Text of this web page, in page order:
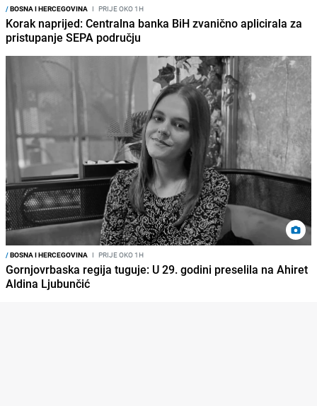
/BOSNA I HERCEGOVINA I PRIJE OKO 1H
Korak naprijed: Centralna banka BiH zvanično aplicirala za
pristupanje SEPA području
/BOSNA I HERCEGOVINA I PRIJE OKO 1H
Gornjovrbaska regija tuguje: U 29. godini preselila na Ahiret
Aldina Ljubunčić